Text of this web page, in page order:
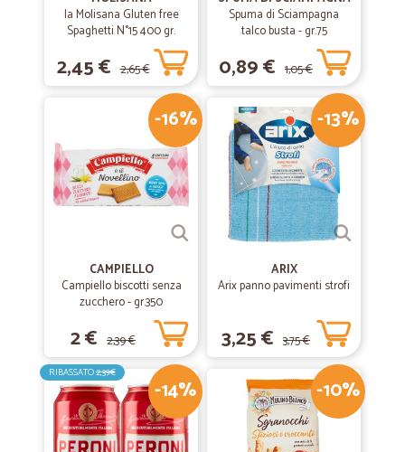
la Molisana Gluten free
Spaghetti N°15 400 gr.
2,45 € 2,65 €
Spuma di Sciampagna
talco busta - gr.75
0,89 € 1,05 €
-16%
CAMPIELLO
Campiello biscotti senza
zucchero - gr.350
2 € 2,39 €
-13%
ARIX
Arix panno pavimenti strofi
3,25 € 3,75 €
-14%
RIBASSATO2,39€
-10%